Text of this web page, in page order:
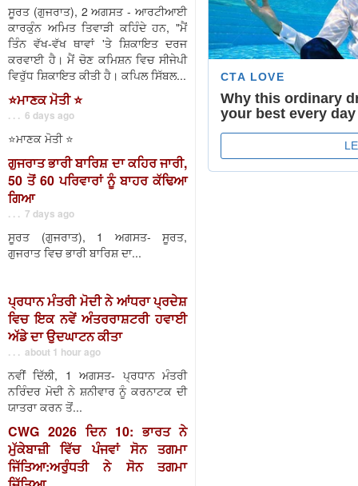
ਸੂਰਤ (ਗੁਜਰਾਤ), 2 ਅਗਸਤ - ਆਰਟੀਆਈ
ਕਾਰਕੁੰਨ ਅਮਿਤ ਤਿਵਾੜੀ ਕਹਿੰਦੇ ਹਨ, "ਮੈਂ
ਤਿੰਨ ਵੱਖ-ਵੱਖ ਥਾਵਾਂ 'ਤੇ ਸ਼ਿਕਾਇਤ ਦਰਜ
ਕਰਵਾਈ ਹੈ। ਮੈਂ ਚੋਣ ਕਮਿਸ਼ਨ ਵਿਚ ਸੀਜੇਪੀ
ਵਿਰੁੱਧ ਸ਼ਿਕਾਇਤ ਕੀਤੀ ਹੈ। ਕਪਿਲ ਸਿੱਬਲ...
⭐️ਮਾਣਕ ਮੋਤੀ ⭐️
. . . 6 days ago
⭐️ਮਾਣਕ ਮੋਤੀ ⭐️
ਗੁਜਰਾਤ ਭਾਰੀ ਬਾਰਿਸ਼ ਦਾ ਕਹਿਰ ਜਾਰੀ,
50 ਤੋਂ 60 ਪਰਿਵਾਰਾਂ ਨੂੰ ਬਾਹਰ ਕੱਢਿਆ
ਗਿਆ
. . . 7 days ago
ਸੂਰਤ (ਗੁਜਰਾਤ), 1 ਅਗਸਤ- ਸੂਰਤ,
ਗੁਜਰਾਤ ਵਿਚ ਭਾਰੀ ਬਾਰਿਸ਼ ਦਾ...
ਪ੍ਰਧਾਨ ਮੰਤਰੀ ਮੋਦੀ ਨੇ ਆਂਧਰਾ ਪ੍ਰਦੇਸ਼
ਵਿਚ ਇਕ ਨਵੇਂ ਅੰਤਰਰਾਸ਼ਟਰੀ ਹਵਾਈ
ਅੱਡੇ ਦਾ ਉਦਘਾਟਨ ਕੀਤਾ
. . . about 1 hour ago
ਨਵੀਂ ਦਿੱਲੀ, 1 ਅਗਸਤ- ਪ੍ਰਧਾਨ ਮੰਤਰੀ
ਨਰਿੰਦਰ ਮੋਦੀ ਨੇ ਸ਼ਨੀਵਾਰ ਨੂੰ ਕਰਨਾਟਕ ਦੀ
ਯਾਤਰਾ ਕਰਨ ਤੋਂ...
CWG 2026 ਦਿਨ 10: ਭਾਰਤ ਨੇ
ਮੁੱਕੇਬਾਜ਼ੀ ਵਿੱਚ ਪੰਜਵਾਂ ਸੋਨ ਤਗਮਾ
ਜਿੱਤਿਆ:ਅਰੁੰਧਤੀ ਨੇ ਸੋਨ ਤਗਮਾ